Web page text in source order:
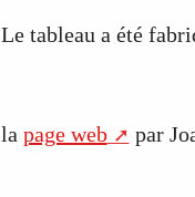
Le tableau a été
la page web par